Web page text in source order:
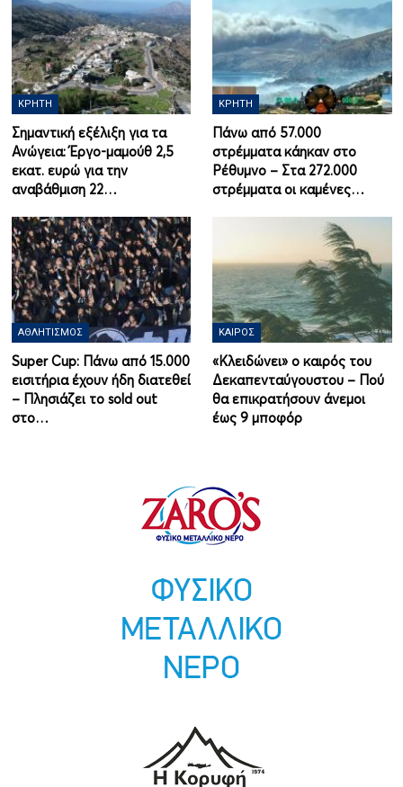
ΚΡΉΤΗ
Σημαντική εξέλιξη για τα
Ανώγεια: Έργο-μαμούθ 2,5
εκατ. ευρώ για την
αναβάθμιση 22…
ΚΡΉΤΗ
Πάνω από 57.000
στρέμματα κάηκαν στο
Ρέθυμνο – Στα 272.000
στρέμματα οι καμένες…
ΑΘΛΗΤΙΣΜΌΣ
Super Cup: Πάνω από 15.000
εισιτήρια έχουν ήδη διατεθεί
– Πλησιάζει το sold out
στο…
ΚΑΙΡΌΣ
«Κλειδώνει» ο καιρός του
Δεκαπενταύγουστου – Πού
θα επικρατήσουν άνεμοι
έως 9 μποφόρ